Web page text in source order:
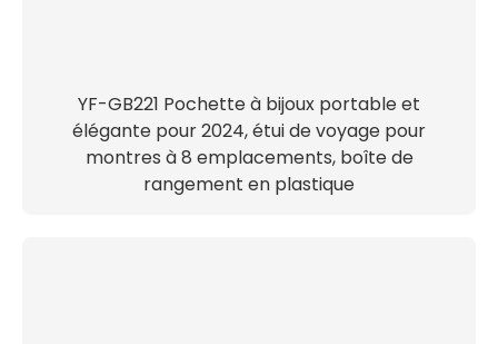
YF-GB221 Pochette à bijoux portable et
élégante pour 2024, étui de voyage pour
montres à 8 emplacements, boîte de
rangement en plastique